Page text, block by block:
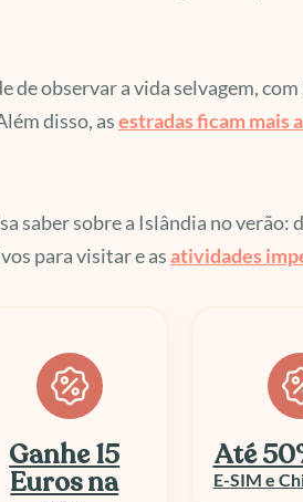
de observar a vida selvagem,
disso, asestradas ficam mais
saber sobre a Islândia no
para visitar e asatividades
Até 50% OFF
SIM e Chip Viagem
Até
Seguro